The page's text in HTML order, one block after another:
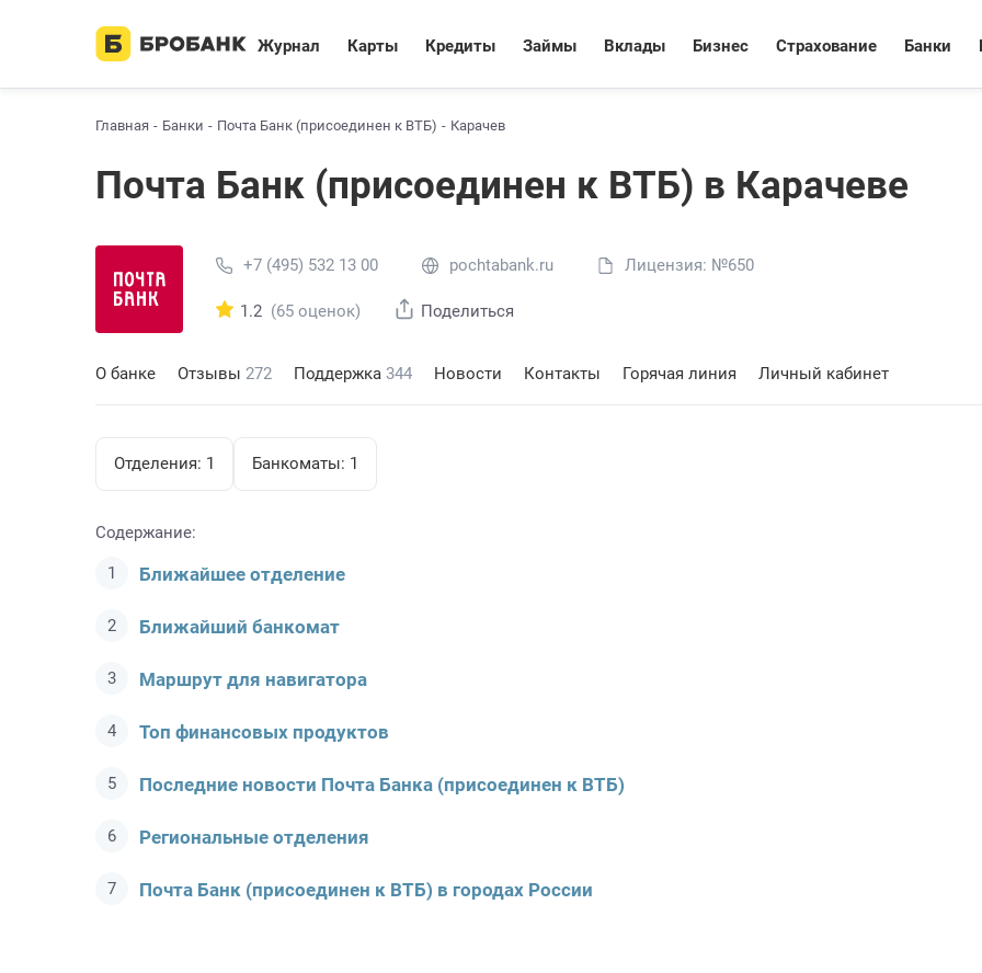
Журнал Карты Кредиты Займы Вклады Бизнес Страхование Банки
Главная Банки Почта Банк (присоединен к ВТБ) Карачев
Почта Банк (присоединен к ВТБ) в Карачеве
+7 (495) 532 13 00 pochtabank.ru Лицензия: №650
1.2 (65 оценок) Поделиться
О банке Отзывы 272 Поддержка 344 Новости Контакты Горячая линия Личный кабинет
Отделения: 1 Банкоматы: 1
Содержание:
Ближайшее отделение
Ближайший банкомат
Маршрут для навигатора
Топ финансовых продуктов
Последние новости Почта Банкa (присоединен к ВТБ)
Региональные отделения
Почта Банк (присоединен к ВТБ) в городах России